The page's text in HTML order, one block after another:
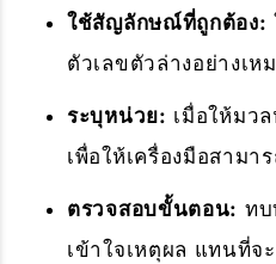
ใช้สัญลักษณ์ที่ถูกต้อง:
ตัวเลขตัวล่างอย่างเห
ระบุหน่วย: เมื่อให้มว
เพื่อให้เครื่องมือสามา
ตรวจสอบขั้นตอน: ทบ
เข้าใจเหตุผล แทนที่จ